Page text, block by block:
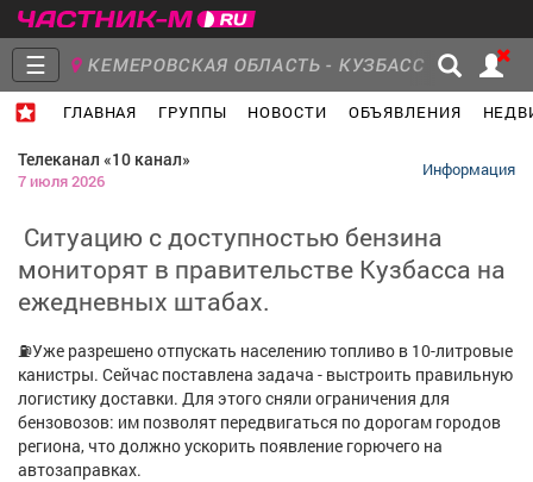
☰ КЕМЕРОВСКАЯ ОБЛАСТЬ - КУЗБАСС
ГЛАВНАЯ ГРУППЫ НОВОСТИ ОБЪЯВЛЕНИЯ
Объявления Недвижимость Услуги
Работа Транспорт Компании
Телеканал «10 канал»
7 июля 2026
Информация
️ Ситуацию с доступностью бензина
мониторят в правительстве Кузбасса на
ежедневных штабах.
⛽️Уже разрешено отпускать населению топливо в 10-литровые
канистры. Сейчас поставлена задача - выстроить правильную
логистику доставки. Для этого сняли ограничения для
бензовозов: им позволят передвигаться по дорогам городов
региона, что должно ускорить появление горючего на
автозаправках.